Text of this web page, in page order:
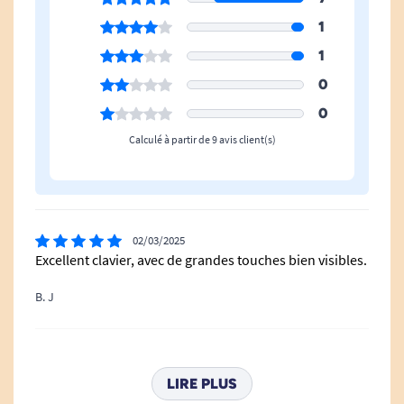
1
1
0
0
Calculé à partir de 9 avis client(s)
02/03/2025
Excellent clavier, avec de grandes touches bien visibles.
B. J
Emballage d'origine pour les claviers et carton
d'expédition renforcé
LIRE PLUS